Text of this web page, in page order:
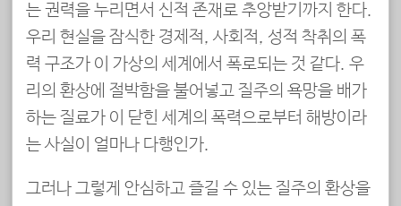
는 권력을 누리면서 신적 존재로 추앙받기까지 한다.
우리 현실을 잠식한 경제적, 사회적, 성적 착취의 폭
력 구조가 이 가상의 세계에서 폭로되는 것 같다. 우
리의 환상에 절박함을 불어넣고 질주의 욕망을 배가
하는 질료가 이 닫힌 세계의 폭력으로부터 해방이라
는 사실이 얼마나 다행인가.
그러나 그렇게 안심하고 즐길 수 있는 질주의 환상을